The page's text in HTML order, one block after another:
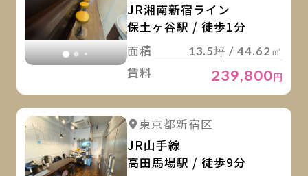
JR湘南新宿ライン
保土ヶ谷駅 / 徒歩1分
面積
13.5坪 / 44.62㎡
賃料 239,800円
詳細を見る
東京都新宿区
JR山手線
高田馬場駅 / 徒歩9分